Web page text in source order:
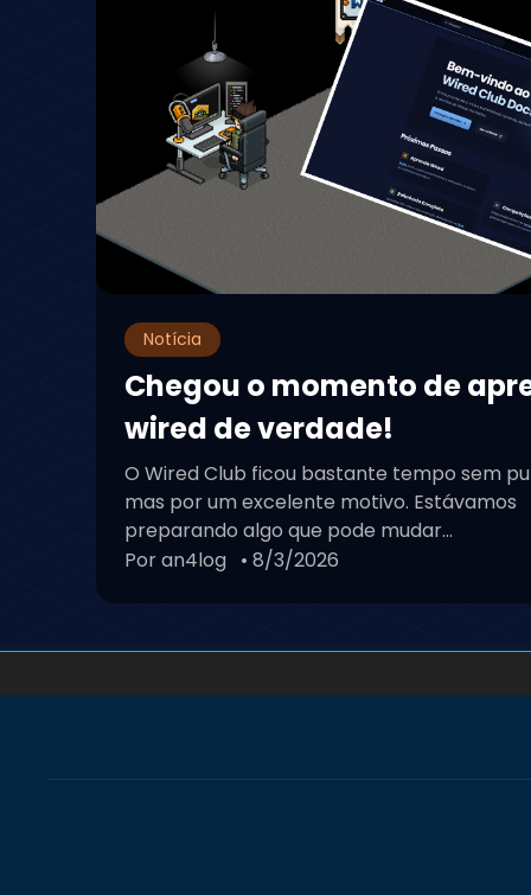
Notícia
Chegou o momento de
wired de verdade!
O Wired Club ficou bastante tempo sem
mas por um excelente motivo. Estávamos
preparando algo que pode mudar...
Por an4log • 8/3/2026